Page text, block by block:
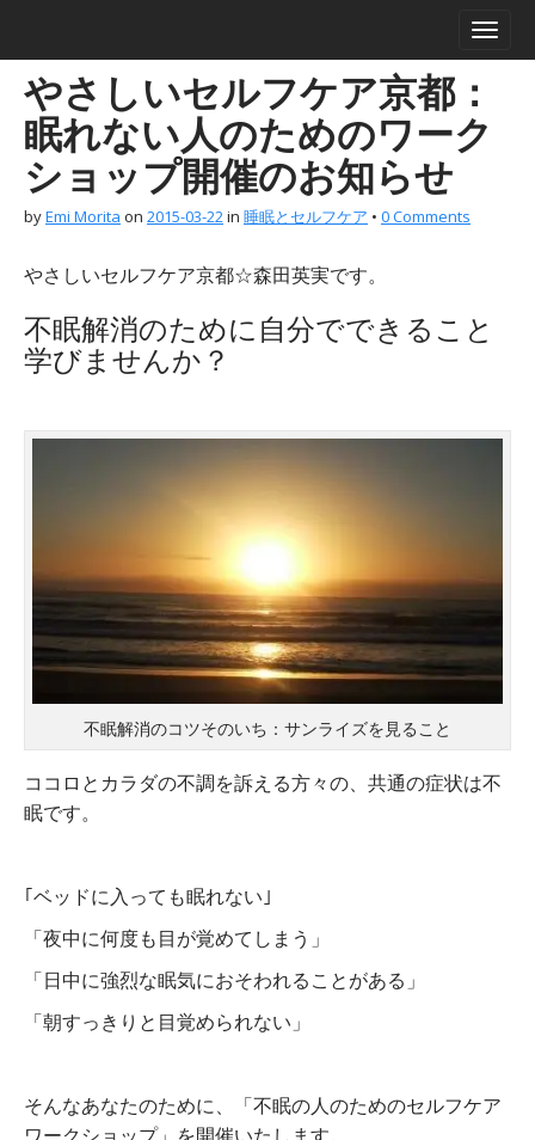
ii
やさしいセルフケア京都：
眠れない人のためのワーク
ショップ開催のお知らせ
byEmi Morita on 2015-03-22in 睡眠とセルフケア • 0 Comments
やさしいセルフケア京都☆森田英実です。
不眠解消のために自分でできること
学びませんか？
不眠解消のコツそのいち：サンライズを見ること
ココロとカラダの不調を訴える方々の、共通の症状は不
眠です。
｢ベッドに入っても眠れない｣
「夜中に何度も目が覚めてしまう」
「日中に強烈な眠気におそわれることがある」
「朝すっきりと目覚められない」
そんなあなたのために、「不眠の人のためのセルフケア
ワークショップ」を開催いたします。